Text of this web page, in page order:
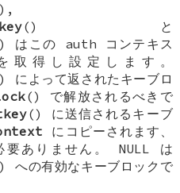
() と
はこの auth コンテキス
取得し設定します。
によって返されたキーブロ
() で解放されるべきで
() に送信されるキーブ
にコピーされます、
要ありません。 NULL は
への有効なキーブロックで